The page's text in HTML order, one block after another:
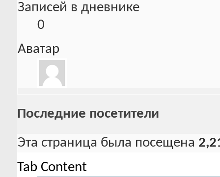
Записей в дневнике
0
Аватар
Последние посетители
Эта страница была посещена
Tab Content